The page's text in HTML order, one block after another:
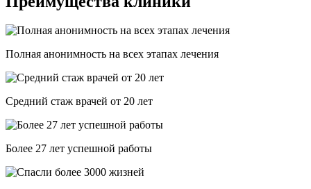
Полная анонимность на всех этапах лечения
Средний стаж врачей от 20 лет
Более 27 лет успешной работы